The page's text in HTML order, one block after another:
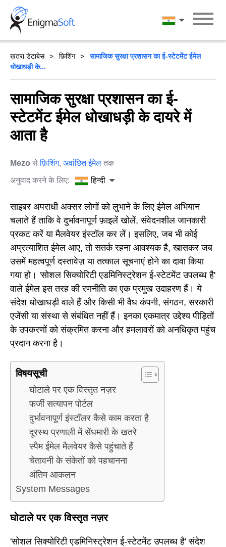
Skip
content
हिन्दी
खतरा डेटाबेस फ़िशिंग
सामाजिक सुरक्षा प्रशासन का ई-स्टेटमेंट ईमेल
धोखाधड़ी के...
सामाजिक सुरक्षा प्रशासन का ई-
स्टेटमेंट ईमेल धोखाधड़ी के दायरे में
आता है
Mezo सेफ़िशिंग, अवांछित ईमेल तक
अनुवाद करने के लिए:
हिन्दी
साइबर अपराधी अक्सर लोगों को लुभाने के लिए ईमेल अभियान
चलाते हैं ताकि वे दुर्भावनापूर्ण फ़ाइलें खोलें, संवेदनशील जानकारी
प्रकट करें या मैलवेयर इंस्टॉल कर लें। इसलिए, जब भी कोई
अप्रत्याशित ईमेल आए, तो सतर्क रहना आवश्यक है, खासकर जब
उसमें महत्वपूर्ण दस्तावेज़ या तत्काल सूचनाएं होने का दावा किया
गया हो। 'सोशल सिक्योरिटी एडमिनिस्ट्रेशन ई-स्टेटमेंट उपलब्ध है'
वाले ईमेल इस तरह की रणनीति का एक प्रमुख उदाहरण हैं। ये
संदेश धोखाधड़ी वाले हैं और किसी भी वैध कंपनी, संगठन, सरकारी
एजेंसी या संस्था से संबंधित नहीं हैं। इनका एकमात्र उद्देश्य पीड़ितों
के उपकरणों को संक्रमित करना और हमलावरों को अनधिकृत पहुंच
प्रदान करना है।
विषयसूची
घोटाले पर एक विस्तृत नज़र
फर्जी सत्यापन पोर्टल
दुर्भावनापूर्ण इंस्टॉलर कैसे काम करता है
दूरस्थ प्रणाली में सेंधमारी के खतरे
स्पैम ईमेल मैलवेयर कैसे पहुंचाते हैं
चेतावनी के संकेतों को पहचानना
अंतिम आकलन
System Messages
घोटाले पर एक विस्तृत नज़र
'सोशल सिक्योरिटी एडमिनिस्ट्रेशन ई-स्टेटमेंट उपलब्ध है' संदेश